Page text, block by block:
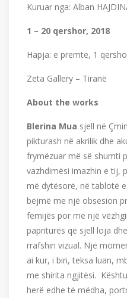
Kuruar nga: Alban
1 – 20 qershor, 2018
Hapja: e premte, 1
Zeta Gallery – Tiranë
About the works
Blerina Mua sjell në
pikturash në akrilik dhe
frymëzuar më së shumti
vazhdimësi imazhin e tij,
më dytësorë, në tablotë
bëjmë me një obsesion
fëmijës por me një
papriturës që sjell loja
rrafshin vizual. Një
ai kur, i biri, teksa luan,
me shirita ngjitësi.
herë edhe të mëdha,